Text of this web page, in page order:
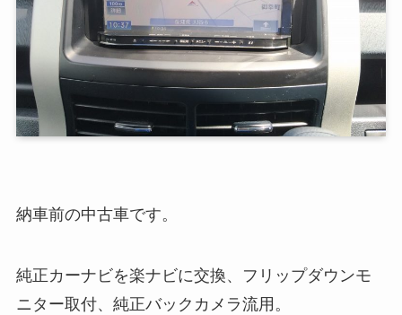
納車前の中古車です。
純正カーナビを楽ナビに交換、フリップダウンモ
ニター取付、純正バックカメラ流用。